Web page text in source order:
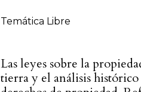
Temática Libre
Las leyes sobre la
tierra y el análisis histórico